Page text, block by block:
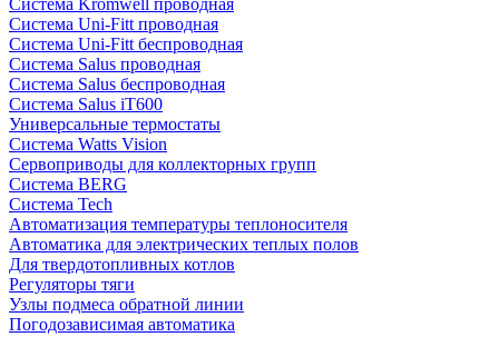
Система Uni-Fitt проводная
Система Uni-Fitt беспроводная
Система Salus проводная
Система Salus беспроводная
Система Salus iT600
Универсальные термостаты
Система Watts Vision
Сервоприводы для коллекторных групп
Система BERG
Система Tech
Автоматизация температуры теплоносителя
Автоматика для электрических теплых полов
Для твердотопливных котлов
Регуляторы тяги
Узлы подмеса обратной линии
Погодозависимая автоматика